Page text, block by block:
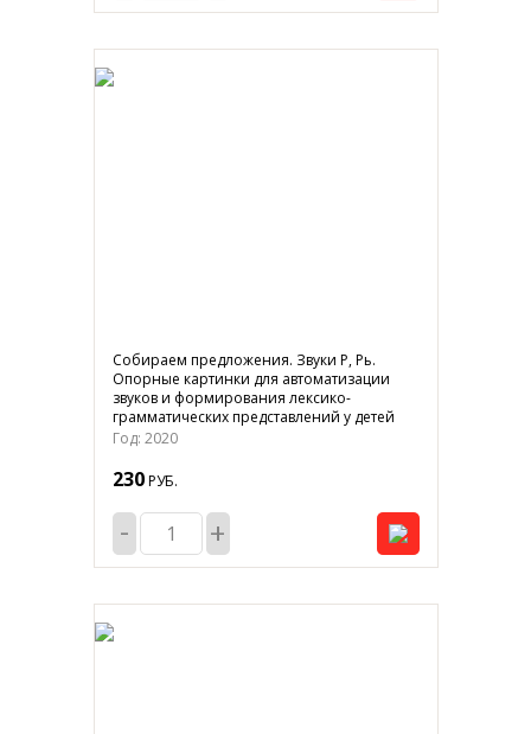
Собираем предложения. Звуки Р, Рь.
Опорные картинки для автоматизации
звуков и формирования лексико-
грамматических представлений у детей
Год: 2020
230РУБ.
- +